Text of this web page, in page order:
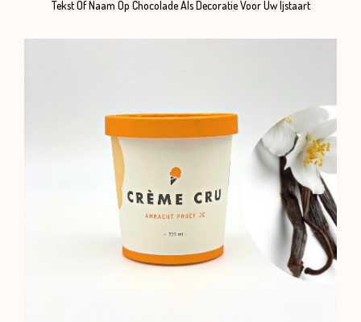
Tekst Of Naam Op Chocolade Als Decoratie Voor Uw Ijstaart